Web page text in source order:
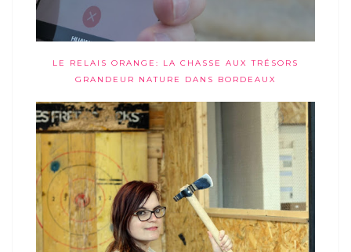
LE RELAIS ORANGE: LA CHASSE AUX TRÉSORS
GRANDEUR NATURE DANS BORDEAUX